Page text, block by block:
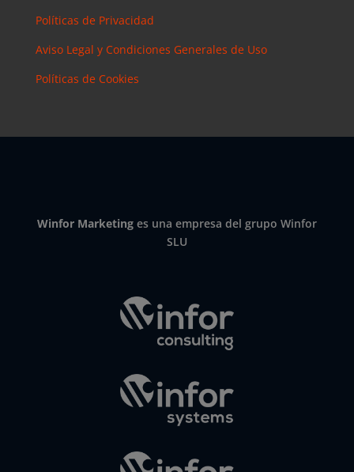
Políticas de Privacidad
Aviso Legal y Condiciones Generales de Uso
Políticas de Cookies
Winfor Marketinges una empresa del grupo Winfor
SLU